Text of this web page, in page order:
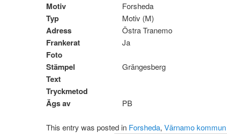
Motiv Forsheda
Typ Motiv (M)
Adress Östra Tranemo
Frankerat Ja
Foto
Stämpel
Grängesberg
Text
Tryckmetod
Ägs av
PB
This entry was posted in Forsheda, Värnamo